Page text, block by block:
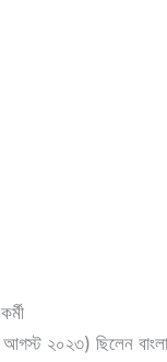
২০২৩) ছিলেন